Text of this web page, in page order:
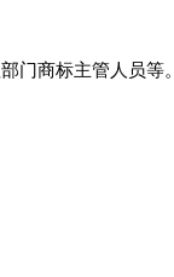
门商标主管人员等。